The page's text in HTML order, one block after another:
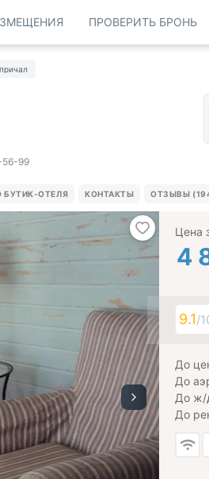
ПРОВЕРИТЬ БРОНЬ
56-99
БУТИК-ОТЕЛЯ КОНТАКТЫ ОТЗЫВЫ
Цена
4
9.1/
До
До
До ж/
До